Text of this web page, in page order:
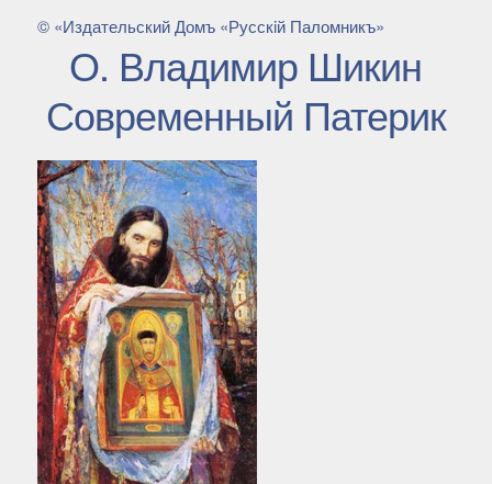
© «Издательский Домъ «Русскiй Паломникъ»
О. Владимир Шикин
Современный Патерик